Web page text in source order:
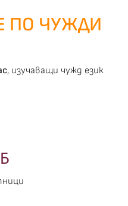
ПО ЧУЖДИ
, изучаващи чужд език